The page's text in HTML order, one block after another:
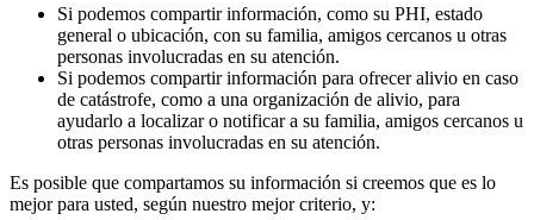
Si podemos compartir información, como su PHI, estado
general o ubicación, con su familia, amigos cercanos u otras
personas involucradas en su atención.
Si podemos compartir información para ofrecer alivio en caso
de catástrofe, como a una organización de alivio, para
ayudarlo a localizar o notificar a su familia, amigos cercanos u
otras personas involucradas en su atención.
Es posible que compartamos su información si creemos que es lo
mejor para usted, según nuestro mejor criterio, y: